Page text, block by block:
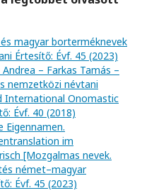
magyar borterméknevek
Értesítő: Évf. 45 (2023)
– Farkas Tamás –
nemzetközi névtani
International Onomastic
Évf. 40 (2018)
Eigennamen.
im
[Mozgalmas nevek.
német–magyar
Évf. 45 (2023)